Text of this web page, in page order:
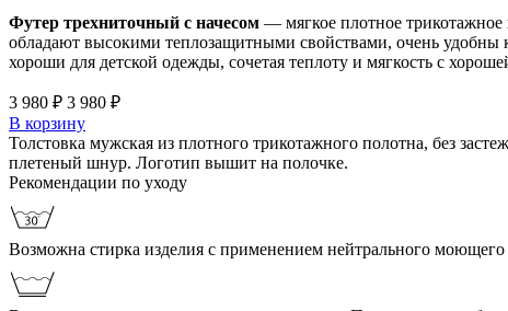
Футер трехниточный с начесом — мягкое плотное
обладают высокими теплозащитными свойствами, очень удобны
хороши для детской одежды, сочетая теплоту и мягкость с
3 980 ₽ 3 980 ₽
В корзину
Толстовка мужская из плотного трикотажного полотна, без
плетеный шнур. Логотип вышит на полочке.
Рекомендации по уходу
Возможна стирка изделия с применением нейтрального